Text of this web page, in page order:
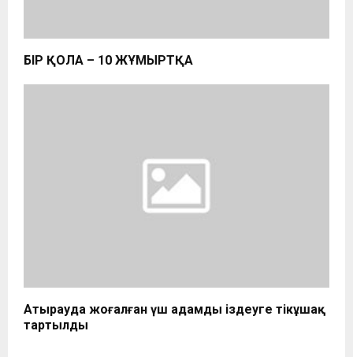
БІР ҚОЛҒА – 10 ЖҰМЫРТҚА
Атырауда жоғалған үш адамды іздеуге тікұшақ
тартылды